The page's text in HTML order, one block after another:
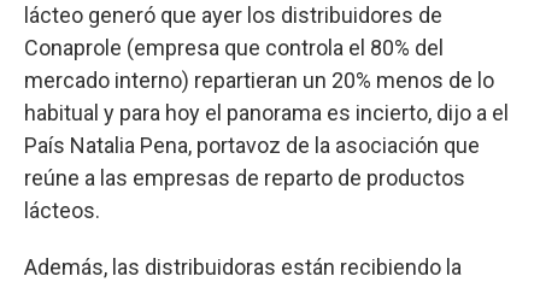
lácteo generó que ayer los distribuidores de
Conaprole (empresa que controla el 80% del
mercado interno) repartieran un 20% menos de lo
habitual y para hoy el panorama es incierto, dijo a el
País Natalia Pena, portavoz de la asociación que
reúne a las empresas de reparto de productos
lácteos.
Además, las distribuidoras están recibiendo la